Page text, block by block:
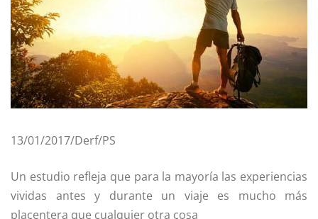
13/01/2017/Derf/PS
Un estudio refleja que para la mayoría las experiencias
vividas antes y durante un viaje es mucho más
placentera que cualquier otra cosa